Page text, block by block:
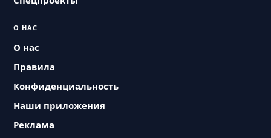
О НАС
О нас
Правила
Конфиденциальность
Наши приложения
Реклама